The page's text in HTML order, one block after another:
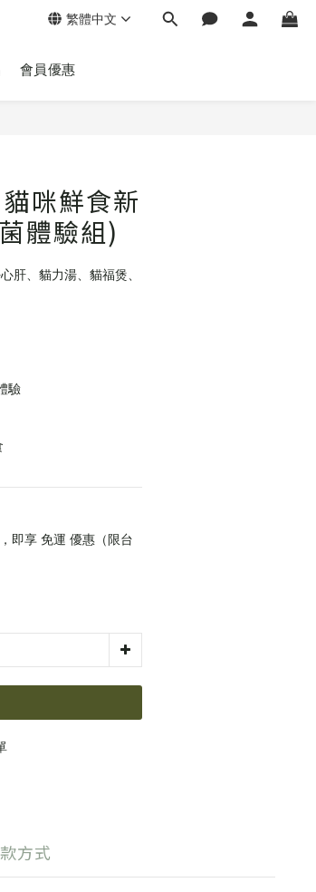
繁體中文
會員優惠
貓咪鮮食新
體驗組)
肝、貓力湯、貓福煲、
驗
即享 免運 優惠（限台
方式